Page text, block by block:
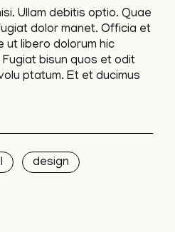
Ullam debitis optio. Quae
dolor manet. Officia et
ut libero dolorum hic
bisun quos et odit
ptatum. Et et ducimus
design